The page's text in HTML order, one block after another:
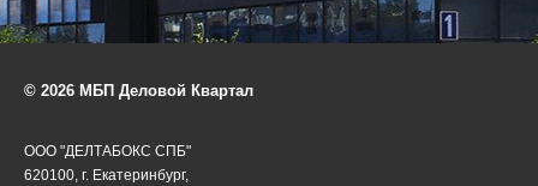
© 2026 МБП Деловой Квартал
ООО "ДЕЛТАБОКС СПБ"
620100, г. Екатеринбург,